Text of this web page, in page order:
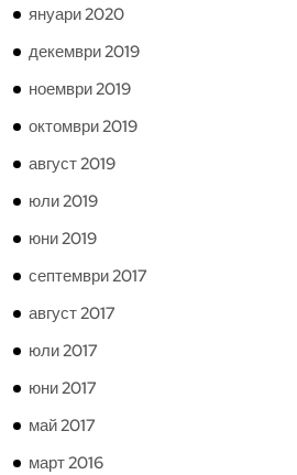
януари 2020
декември 2019
ноември 2019
октомври 2019
август 2019
юли 2019
юни 2019
септември 2017
август 2017
юли 2017
юни 2017
май 2017
март 2016